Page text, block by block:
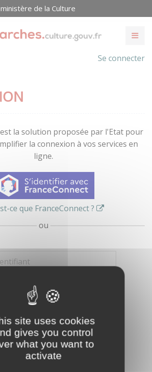
site uses cookies
gives you control
what you want to
activate
de la Culture
Se connecter
la solution proposée par l'Etat pour
la connexion à vos services en
ligne.
ce que FranceConnect ?
ou
compte
Connexion